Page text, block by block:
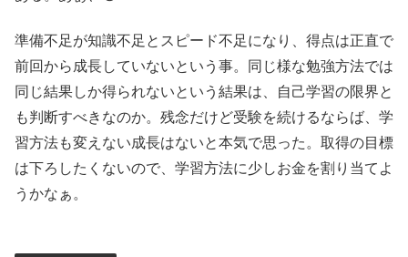
準備不足が知識不足とスピード不足になり、得点は正直で
前回から成長していないという事。同じ様な勉強方法では
同じ結果しか得られないという結果は、自己学習の限界と
も判断すべきなのか。残念だけど受験を続けるならば、学
習方法も変えない成長はないと本気で思った。取得の目標
は下ろしたくないので、学習方法に少しお金を割り当てよ
うかなぁ。